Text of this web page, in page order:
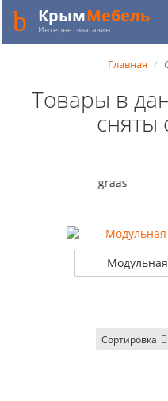
КрымМебель
Интернет-магазин
Главная
Товары в
сняты
Сортировка